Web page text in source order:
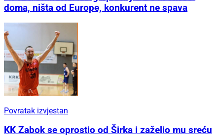
doma, ništa od Europe, konkurent ne spava
Povratak izvjestan
KK Zabok se oprostio od Širka i zaželio mu sreću